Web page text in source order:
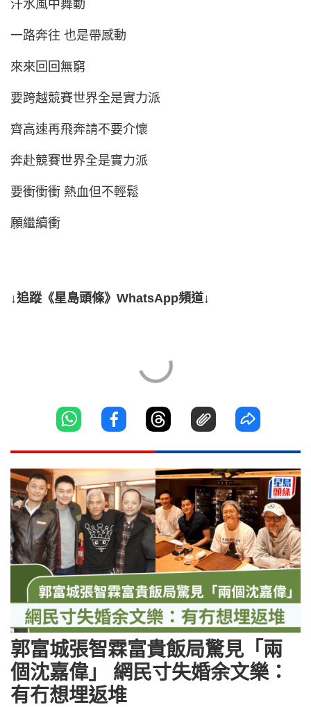
汗水風中舞動
一路奔往 也是帶感動
來來回回無窮
要跨越競賽世界全是實力派
齊高速再飛奔請不要介懷
奔赴競賽世界全是實力派
要衝衝衝 熱血但不輕鬆
願繼續衝
↓追蹤《星島頭條》WhatsApp頻道↓
郭富城張智霖富貴飯局驚見「兩
個沈嘉偉」 網民寸失婚余文樂：
有冇想埋返堆